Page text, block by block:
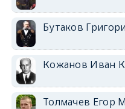
Бутаков
Кожанов Иван
Толмачев Егор